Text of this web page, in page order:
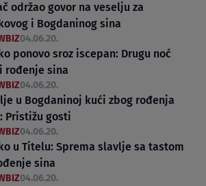
održao govor na veselju za
i Bogdaninog sina
04.06.20.
ponovo sroz iscepan: Drugu noć
rođenje sina
04.06.20.
u Bogdaninoj kući zbog rođenja
Pristižu gosti
04.06.20.
u Titelu: Sprema slavlje sa tastom
sina
04.06.20.